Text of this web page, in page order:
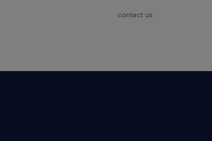
contact us